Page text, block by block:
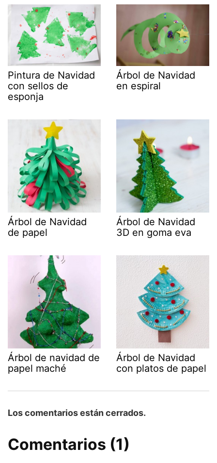
Pintura de Navidad
con sellos de
esponja
Árbol de Navidad
en espiral
Árbol de Navidad
de papel
Árbol de Navidad
3D en goma eva
Árbol de navidad de
papel maché
Árbol de Navidad
con platos de papel
Los comentarios están cerrados.
Comentarios (1)